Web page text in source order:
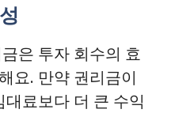
은 투자 회수의 효
요. 만약 권리금이
료보다 더 큰 수익